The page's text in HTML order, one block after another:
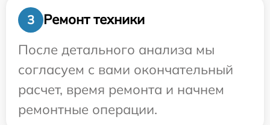
3
Ремонт техники
После детального анализа мы
согласуем с вами окончательный
расчет, время ремонта и начнем
ремонтные операции.